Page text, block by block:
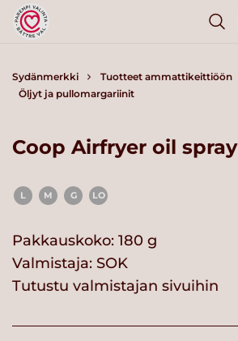
Sydänmerkki Tuotteet ammattikeittiöön
Öljyt ja pullomargariinit
Coop Airfryer oil spray
L M G LO
Pakkauskoko: 180 g
Valmistaja: SOK
Tutustu valmistajan sivuihin